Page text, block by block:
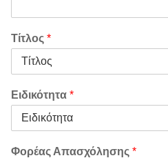
Τίτλος *
Ειδικότητα *
Φορέας Απασχόλησης *